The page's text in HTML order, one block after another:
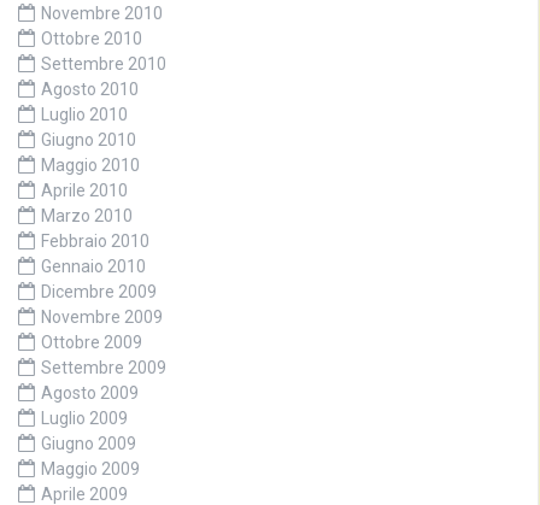
Novembre 2010
Ottobre 2010
Settembre 2010
Agosto 2010
Luglio 2010
Giugno 2010
Maggio 2010
Aprile 2010
Marzo 2010
Febbraio 2010
Gennaio 2010
Dicembre 2009
Novembre 2009
Ottobre 2009
Settembre 2009
Agosto 2009
Luglio 2009
Giugno 2009
Maggio 2009
Aprile 2009